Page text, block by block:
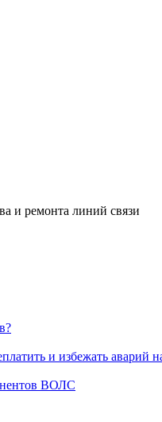
и ремонта линий связи
и избежать аварий
ВОЛС